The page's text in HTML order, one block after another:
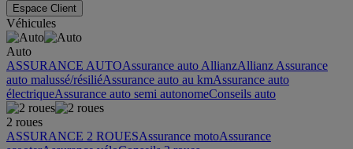
Espace Client
Véhicules
Auto
ASSURANCE AUTOAssurance auto AllianzAllianz Assurance
auto malussé/résiliéAssurance auto au kmAssurance auto
électriqueAssurance auto semi autonomeConseils auto
2 roues
ASSURANCE 2 ROUESAssurance motoAssurance